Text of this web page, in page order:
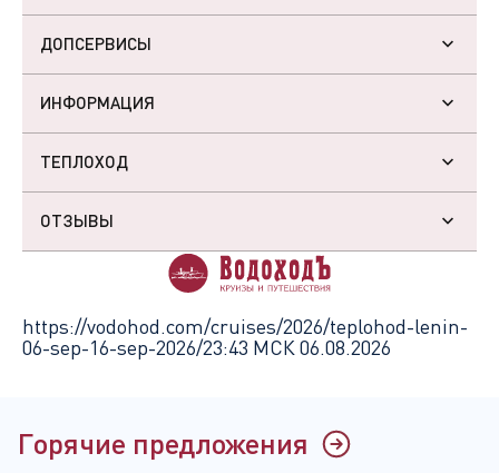
ДОПСЕРВИСЫ
ИНФОРМАЦИЯ
ТЕПЛОХОД
ОТЗЫВЫ
https://vodohod.com/cruises/2026/teplohod-lenin-
06-sep-16-sep-2026/23:43 МСК 06.08.2026
Горячие предложения